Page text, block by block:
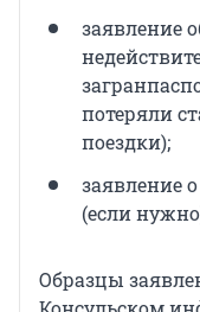
заявление
потеряли
поездки);
заявление
(если
Образцы